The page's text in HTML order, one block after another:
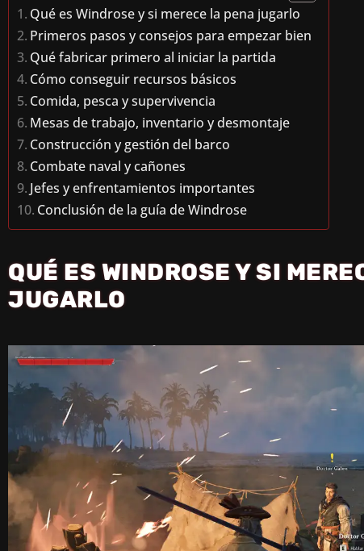
Qué es Windrose y si merece la pena jugarlo
Primeros pasos y consejos para empezar bien
Qué fabricar primero al iniciar la partida
Cómo conseguir recursos básicos
Comida, pesca y supervivencia
Mesas de trabajo, inventario y desmontaje
Construcción y gestión del barco
Combate naval y cañones
Jefes y enfrentamientos importantes
Conclusión de la guía de Windrose
QUÉ ES WINDROSE Y SI
JUGARLO